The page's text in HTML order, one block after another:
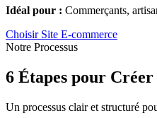
Idéal pour : Commerçants,
Choisir Site E-commerce
Notre Processus
6 Étapes pour
Un processus clair et structuré